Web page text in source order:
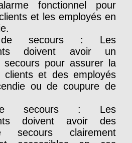
fonctionnel pour
et les employés en
de secours : Les
doivent avoir un
secours pour assurer la
clients et des employés
ou de coupure de
secours : Les
doivent avoir des
secours clairement